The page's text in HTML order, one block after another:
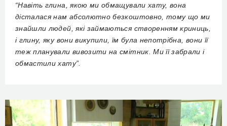
“Навіть глина, якою ми обмащували хату, вона
дісталася нам абсолютно безкоштовно, тому що ми
знайшли людей, які займаються створенням криниць,
і глину, яку вони викупили, їм була непотрібна, вони її
теж планували вивозити на смітник. Ми її забрали і
обмастили хату”.